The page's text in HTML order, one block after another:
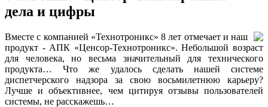
дела и цифры
Вместе с компанией «Технотроникс» 8 лет отмечает и наш
продукт - АПК «Ценсор-Технотроникс». Небольшой возраст
для человека, но весьма значительный для технического
продукта… Что же удалось сделать нашей системе
диспетчерского надзора за свою восьмилетнюю карьеру?
Лучше и объективнее, чем цитируя отзывы пользователей
системы, не расскажешь…